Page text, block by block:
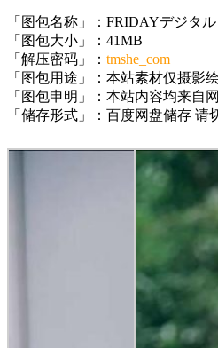
「图包名称」：FRIDAYデジタル
「图包大小」：41MB
「解压密码」： tmshe_com
「图包用途」：本站素材仅摄影
「图包申明」：本站内容均来自
「储存形式」：百度网盘储存 请